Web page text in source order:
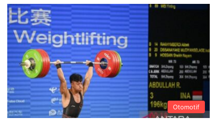
Otomotif